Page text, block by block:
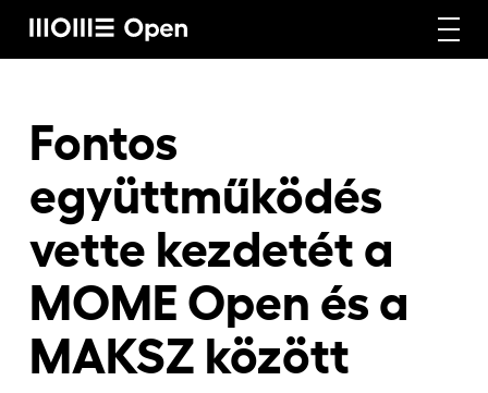
Képzéseink
Vállalati képzéseink
Craft képzéseink
Fontos
együttműködés
vette kezdetét a
MOME Open és a
MAKSZ között